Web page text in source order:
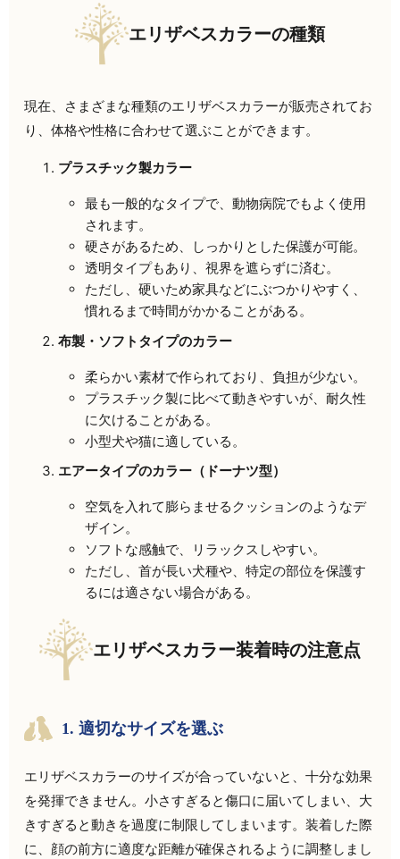
エリザベスカラーの種類
現在、さまざまな種類のエリザベスカラーが販売されてお
り、体格や性格に合わせて選ぶことができます。
プラスチック製カラー
最も一般的なタイプで、動物病院でもよく使用
されます。
硬さがあるため、しっかりとした保護が可能。
透明タイプもあり、視界を遮らずに済む。
ただし、硬いため家具などにぶつかりやすく、
慣れるまで時間がかかることがある。
布製・ソフトタイプのカラー
柔らかい素材で作られており、負担が少ない。
プラスチック製に比べて動きやすいが、耐久性
に欠けることがある。
小型犬や猫に適している。
エアータイプのカラー（ドーナツ型）
空気を入れて膨らませるクッションのようなデ
ザイン。
ソフトな感触で、リラックスしやすい。
ただし、首が長い犬種や、特定の部位を保護す
るには適さない場合がある。
エリザベスカラー装着時の注意点
1. 適切なサイズを選ぶ
エリザベスカラーのサイズが合っていないと、十分な効果
を発揮できません。小さすぎると傷口に届いてしまい、大
きすぎると動きを過度に制限してしまいます。装着した際
に、顔の前方に適度な距離が確保されるように調整しまし